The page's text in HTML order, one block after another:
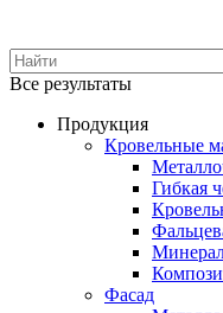
Все результаты
Продукция
Кровельные
Гибкая
Фасад